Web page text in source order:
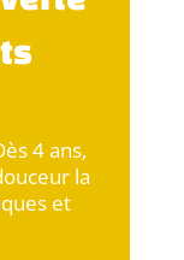
4 ans,
la
et